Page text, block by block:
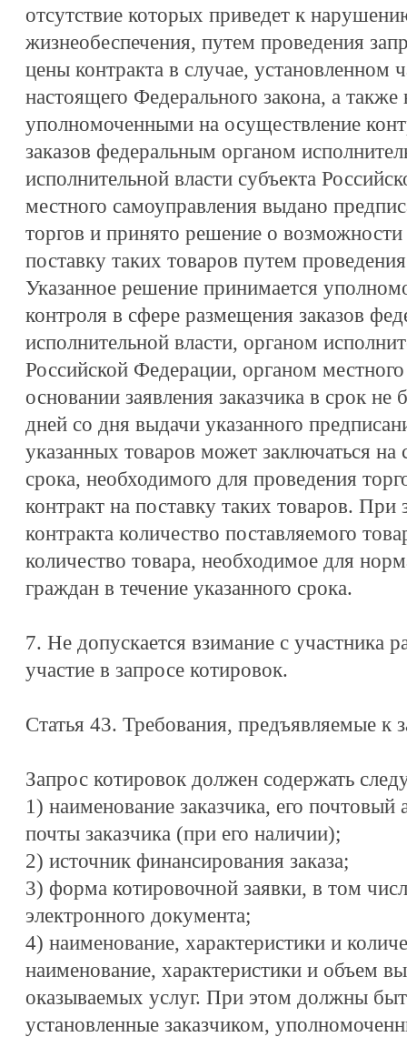
отсутствие которых приведет к
жизнеобеспечения, путем проведения
цены контракта в случае, установленном
настоящего Федерального закона, а также
уполномоченными на осуществление
заказов федеральным органом
исполнительной власти субъекта
местного самоуправления выдано
торгов и принято решение о возможности
поставку таких товаров путем
Указанное решение принимается
контроля в сфере размещения заказов
исполнительной власти, органом
Российской Федерации, органом
основании заявления заказчика в срок не
дней со дня выдачи указанного
указанных товаров может заключаться
срока, необходимого для проведения
контракт на поставку таких товаров. При
контракта количество поставляемого
количество товара, необходимое для
граждан в течение указанного срока.
7. Не допускается взимание с участника
участие в запросе котировок.
Статья 43. Требования, предъявляемые к
Запрос котировок должен содержать
1) наименование заказчика, его почтовый
почты заказчика (при его наличии);
2) источник финансирования заказа;
3) форма котировочной заявки, в том
электронного документа;
4) наименование, характеристики и
наименование, характеристики и объем
оказываемых услуг. При этом должны
установленные заказчиком,